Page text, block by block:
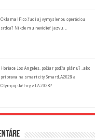
Oklamal Fico ľudí aj vymyslenou operáciou
srdca? Nikde mu nevidieť jazvu…
Horiace Los Angeles, požiar podľa plánu? ..ako
príprava na smart city SmartLA2028 a
Olympijské hry v LA 2028?